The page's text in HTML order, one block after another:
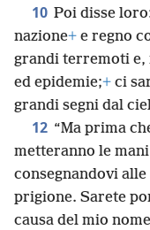
10 Poi disse
nazione+ e regno
grandi terremoti e,
ed epidemie;+ ci
grandi segni dal
12 “Ma prima
metteranno le
consegnandovi
prigione. Sarete
causa del mio